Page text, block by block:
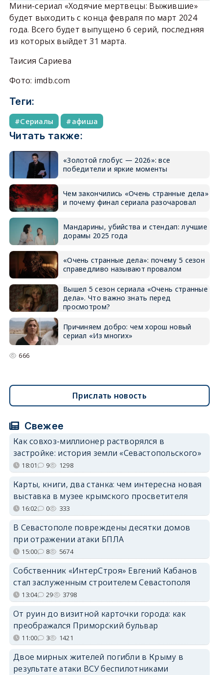
Мини-сериал «Ходячие мертвецы: Выжившие»
будет выходить с конца февраля по март 2024
года. Всего будет выпущено 6 серий, последняя
из которых выйдет 31 марта.
Таисия Сариева
Фото: imdb.com
Теги:
Сериалы афиша
Читать также:
«Золотой глобус — 2026»: все
победители и яркие моменты
Чем закончились «Очень странные дела»
и почему финал сериала разочаровал
Мандарины, убийства и стендап: лучшие
дорамы 2025 года
«Очень странные дела»: почему 5 сезон
справедливо называют провалом
Вышел 5 сезон сериала «Очень странные
дела». Что важно знать перед
просмотром?
Причиняем добро: чем хорош новый
сериал «Из многих»
666
Прислать новость
Свежее
Как совхоз-миллионер растворялся в
застройке: история земли «Севастопольского»
18:01 9 1298
Карты, книги, два станка: чем интересна новая
выставка в музее крымского просветителя
16:02 0 333
В Севастополе повреждены десятки домов
при отражении атаки БПЛА
15:00 8 5674
Собственник «ИнтерСтроя» Евгений Кабанов
стал заслуженным строителем Севастополя
13:04 29 3798
От руин до визитной карточки города: как
преображался Приморский бульвар
11:00 3 1421
Двое мирных жителей погибли в Крыму в
результате атаки ВСУ беспилотниками